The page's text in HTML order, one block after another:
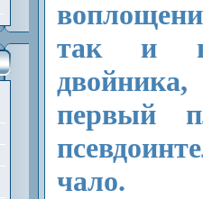
так и
первый
чало.